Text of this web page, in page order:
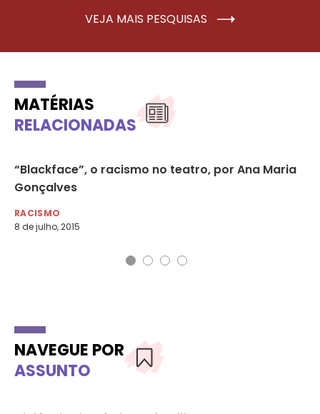
VEJA MAIS PESQUISAS
MATÉRIAS
RELACIONADAS
“Blackface”, o racismo no teatro, por Ana Maria
Gonçalves
RACISMO
8 de julho, 2015
NAVEGUE POR
ASSUNTO